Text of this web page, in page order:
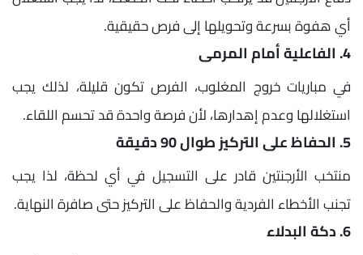
أي هفوة بسرعة وتحويلها إلى فرص حقيقية.
4. الفاعلية أمام المرمى
في مباريات خروج المغلوب، الفرص تكون قليلة، لذلك يجب
استغلالها وعدم إهدارها، لأن فرصة واحدة قد تحسم اللقاء.
5. الحفاظ على التركيز طوال 90 دقيقة
منتخب الأرجنتين قادر على التسجيل في أي لحظة، لذا يجب
تجنب الأخطاء الفردية والحفاظ على التركيز حتى صافرة النهاية.
6. دكة البدلاء